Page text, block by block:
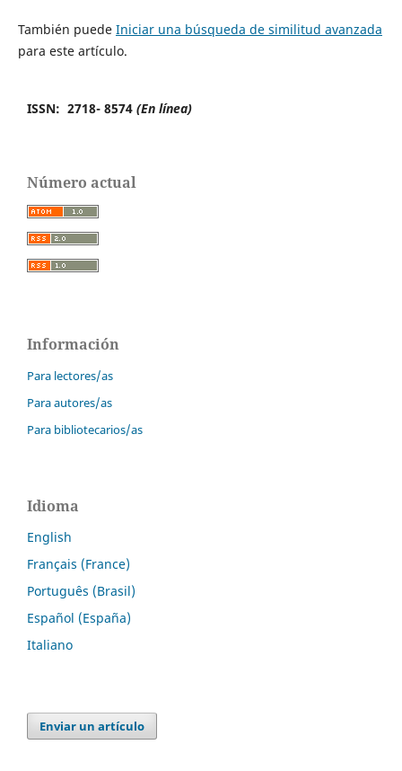
También puede Iniciar una búsqueda de similitud avanzada
para este artículo.
ISSN: 2718- 8574 (En línea)
Número actual
Información
Para lectores/as
Para autores/as
Para bibliotecarios/as
Idioma
English
Français (France)
Português (Brasil)
Español (España)
Italiano
Enviar un artículo